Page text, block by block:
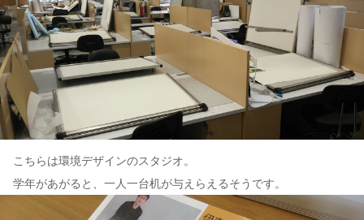
こちらは環境デザインのスタジオ。
学年があがると、一人一台机が与えらえるそうです。